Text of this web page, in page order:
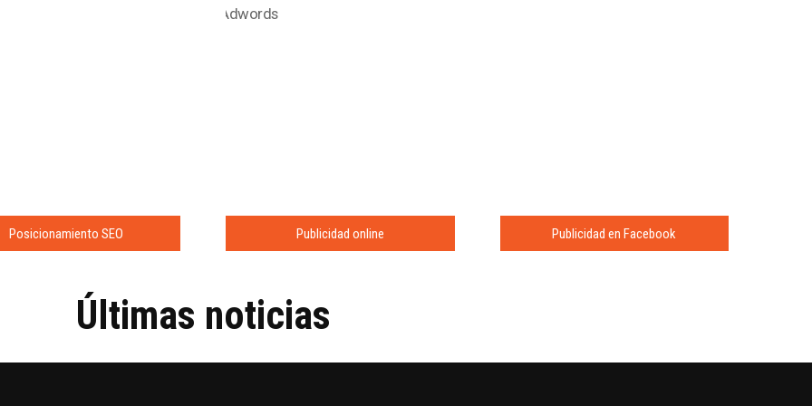
Posicionamiento SEO Publicidad online Publicidad en Facebook
Últimas noticias